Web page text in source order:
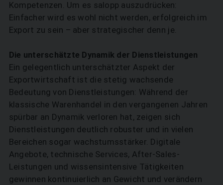
Kompetenzen. Um es salopp auszudrücken:
Einfacher wird es wohl nicht werden, erfolgreich im
Export zu sein – aber strategischer denn je.
Die unterschätzte Dynamik der Dienstleistungen
Ein gelegentlich unterschätzter Aspekt der
Exportwirtschaft ist die stetig wachsende
Bedeutung von Dienstleistungen: Während der
klassische Warenhandel in den vergangenen Jahren
spürbar an Dynamik verloren hat, zeigen sich
Dienstleistungen deutlich robuster und in vielen
Bereichen sogar wachstumsstärker. Digitale
Angebote, technische Services, After-Sales-
Leistungen und wissensintensive Tätigkeiten
gewinnen kontinuierlich an Gewicht und verändern